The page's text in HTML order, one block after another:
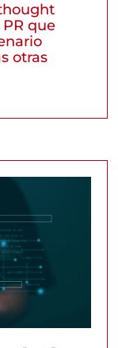
que
otras